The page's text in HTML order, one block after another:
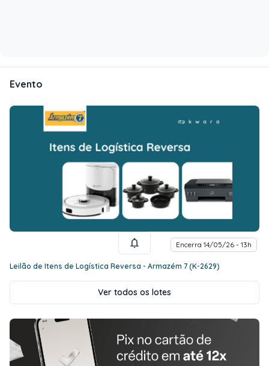
Evento
Encerra 14/05/26 - 13h
Leilão de Itens de Logística Reversa - Armazém 7 (K-2629)
Ver todos os lotes